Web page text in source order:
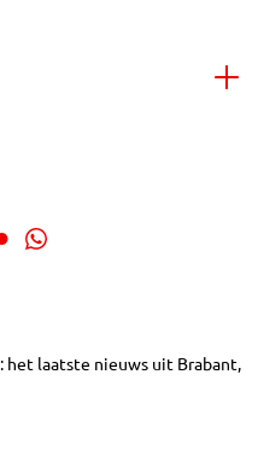
het laatste nieuws uit Brabant,